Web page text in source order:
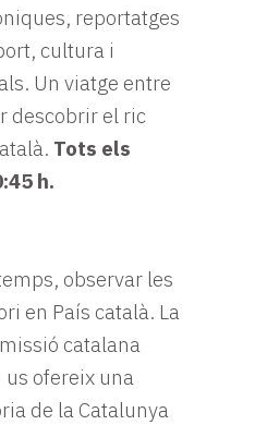
reportatges
cultura i
Un viatge entre
descobrir el ric
Tots els
h.
observar les
en País català. La
catalana
us ofereix una
de la Catalunya